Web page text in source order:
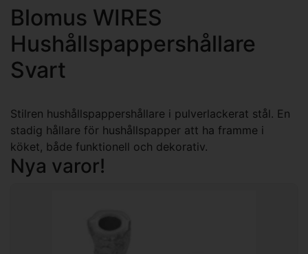
Blomus WIRES
Hushållspappershållare
Svart
Stilren hushållspappershållare i pulverlackerat stål. En
stadig hållare för hushållspapper att ha framme i
köket, både funktionell och dekorativ.
Nya varor!